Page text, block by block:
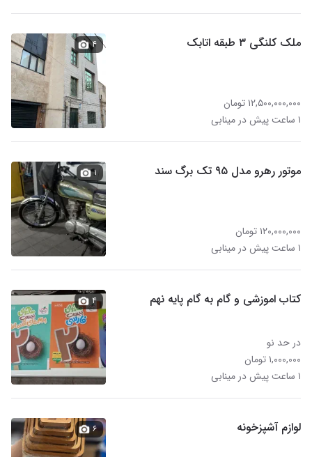
ملک کلنگی ۳ طبقه اتابک
۱۲,۵۰۰,۰۰۰,۰۰۰ تومان
۱ ساعت پیش در مینابی
۴
موتور رهرو مدل ۹۵ تک برگ سند
۱۲۰,۰۰۰,۰۰۰ تومان
۱ ساعت پیش در مینابی
۱
کتاب اموزشی و گام به گام پایه نهم
در حد نو
۱,۰۰۰,۰۰۰ تومان
۱ ساعت پیش در مینابی
۴
لوازم آشپزخونه ۶